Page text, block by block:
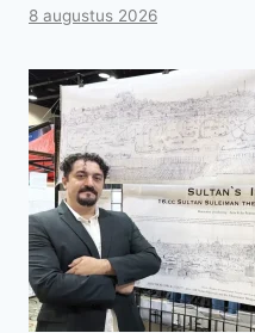
8 augustus 2026